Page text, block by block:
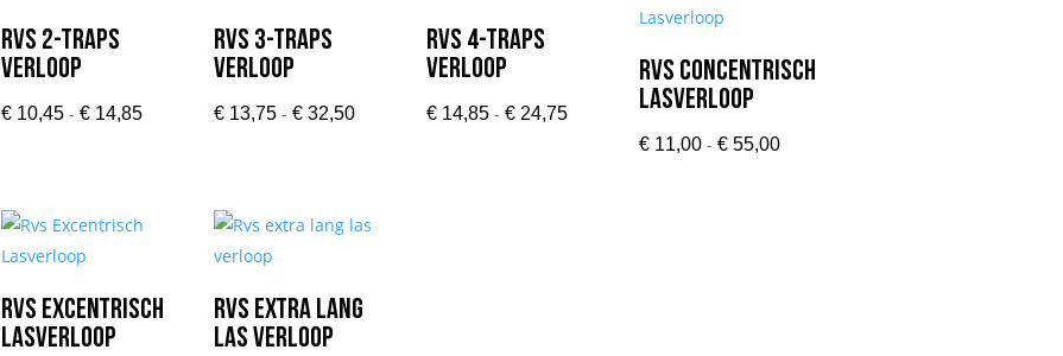
Rvs 2-traps
verloop
€10,45 - €14,85Prijsklasse:
Rvs 3-traps
verloop
€13,75 - €32,50Prijsklasse:
Rvs 4-traps
verloop
€14,85 - €24,75Prijsklasse:
Rvs Concentrisch
Lasverloop
€11,00 - €55,00Prijsklasse:
Rvs Excentrisch
Lasverloop
Rvs extra lang
las verloop